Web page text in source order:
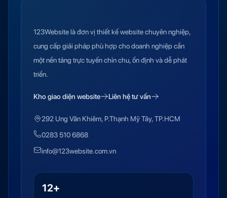
123Website là đơn vị thiết kế website chuyên nghiệp,
cung cấp giải pháp phù hợp cho doanh nghiệp cần
một nền tảng trực tuyến chỉn chu, ổn định và dễ phát
triển.
Kho giao diện website Liên hệ tư vấn
292 Ung Văn Khiêm, P.Thạnh Mỹ Tây, TP.HCM
0283 510 6868
info@123website.com.vn
12+